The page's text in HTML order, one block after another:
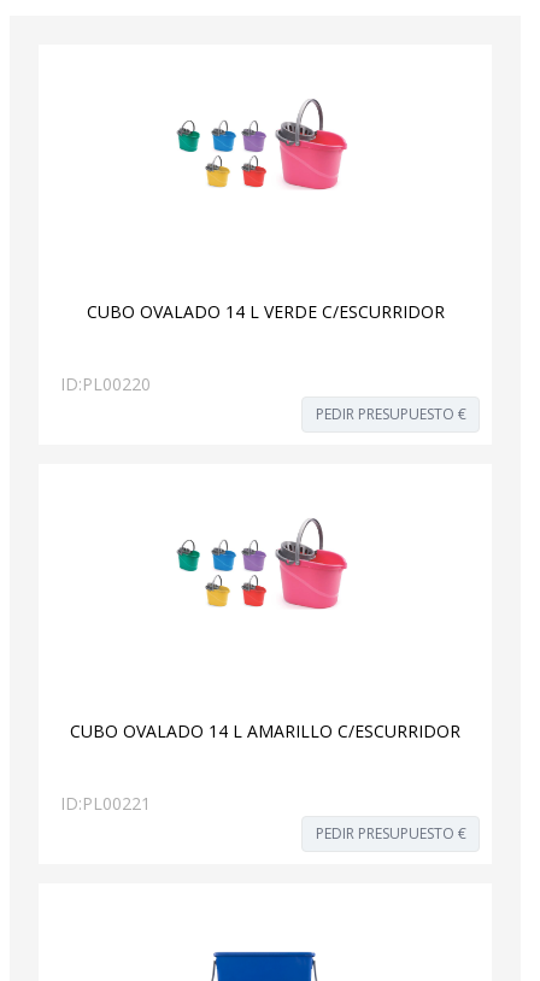
CUBO OVALADO 14 L VERDE C/ESCURRIDOR
ID:PL00220
PEDIR PRESUPUESTO €
CUBO OVALADO 14 L AMARILLO C/ESCURRIDOR
ID:PL00221
PEDIR PRESUPUESTO €